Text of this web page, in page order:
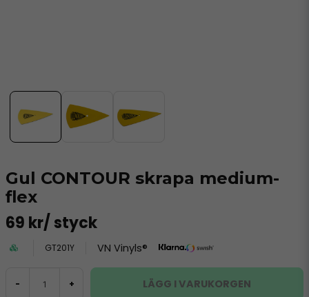
Gul CONTOUR skrapa medium-
flex
69 kr/ styck
GT201Y VN Vinyls®
- + LÄGG I VARUKORGEN